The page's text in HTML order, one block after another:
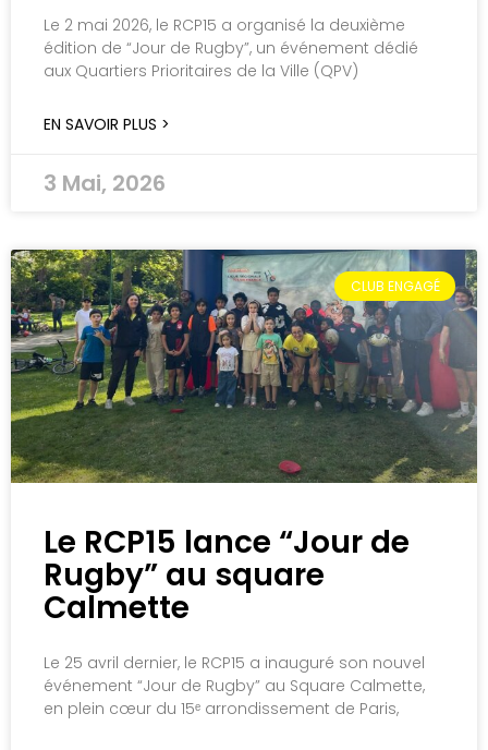
Le 2 mai 2026, le RCP15 a organisé la deuxième
édition de “Jour de Rugby”, un événement dédié
aux Quartiers Prioritaires de la Ville (QPV)
EN SAVOIR PLUS >
3 Mai, 2026
CLUB ENGAGÉ
Le RCP15 lance “Jour de
Rugby” au square
Calmette
Le 25 avril dernier, le RCP15 a inauguré son nouvel
événement “Jour de Rugby” au Square Calmette,
en plein cœur du 15ᵉ arrondissement de Paris,